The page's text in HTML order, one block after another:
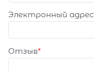
Электронный адрес
Отзыв